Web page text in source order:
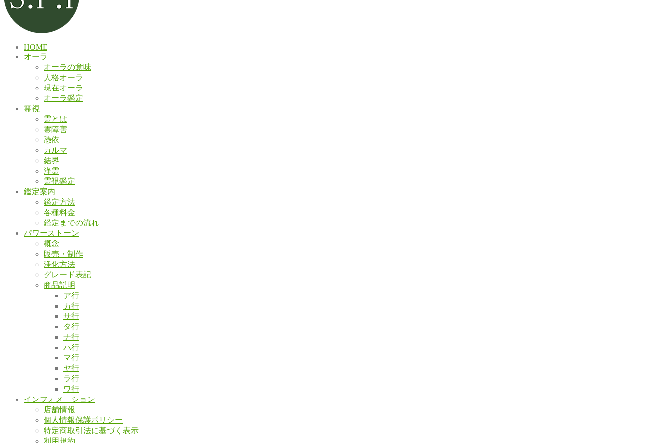
HOME
オーラ
オーラの意味
人格オーラ
現在オーラ
オーラ鑑定
霊視
霊とは
霊障害
憑依
カルマ
結界
浄霊
霊視鑑定
鑑定案内
鑑定方法
各種料金
鑑定までの流れ
パワーストーン
概念
販売・制作
浄化方法
グレード表記
商品説明
ア行
カ行
サ行
タ行
ナ行
ハ行
マ行
ヤ行
ラ行
ワ行
インフォメーション
店舗情報
個人情報保護ポリシー
特定商取引法に基づく表示
利用規約